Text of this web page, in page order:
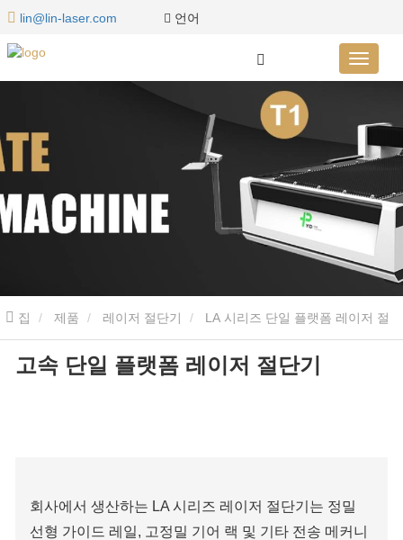
lin@lin-laser.com 언어
집 제품 레이저 절단기 LA 시리즈 단일 플랫폼 레이저 절
단기 고속 단일 플랫폼 레이저 절단기
고속 단일 플랫폼 레이저 절단기
회사에서 생산하는 LA 시리즈 레이저 절단기는 정밀
선형 가이드 레일, 고정밀 기어 랙 및 기타 전송 메커니